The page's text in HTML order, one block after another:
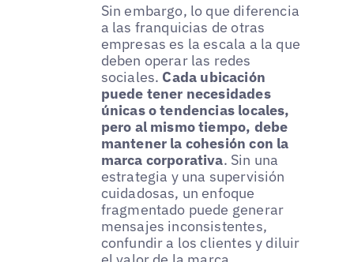
Sin embargo, lo que diferencia
a las franquicias de otras
empresas es la escala a la que
deben operar las redes
sociales. Cada ubicación
puede tener necesidades
únicas o tendencias locales,
pero al mismo tiempo, debe
mantener la cohesión con la
marca corporativa. Sin una
estrategia y una supervisión
cuidadosas, un enfoque
fragmentado puede generar
mensajes inconsistentes,
confundir a los clientes y diluir